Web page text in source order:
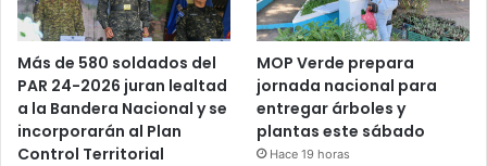
Más de 580 soldados del
PAR 24-2026 juran lealtad
a la Bandera Nacional y se
incorporarán al Plan
Control Territorial
MOP Verde prepara
jornada nacional para
entregar árboles y
plantas este sábado
Hace 19 horas